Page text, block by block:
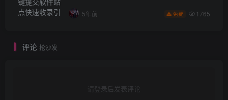
5年前 免费 1765
评论 抢沙发
请登录后发表评论